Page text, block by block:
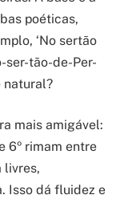
poéticas,
‘No sertão
ser-tão-de-Per-
natural?
mais amigável:
6º rimam entre
livres,
Isso dá fluidez e